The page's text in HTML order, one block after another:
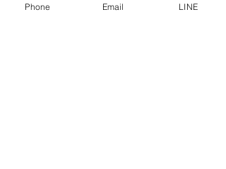
Phone Email LINE